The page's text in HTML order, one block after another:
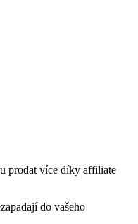
prodat více díky affiliate
do vašeho